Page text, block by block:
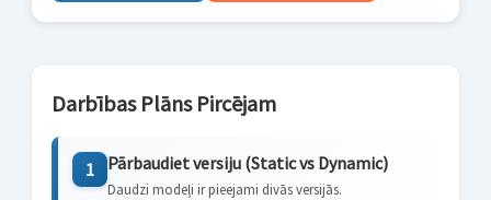
Darbības Plāns Pircējam
1 Pārbaudiet versiju (Static vs Dynamic)
Daudzi modeļi ir pieejami divās versijās.